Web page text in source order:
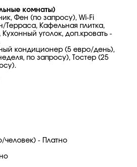
комнаты)
Фен (по запросу), Wi-Fi
Терраса, Кафельная плитка,
уголок, доп.кровать -
кондиционер (5 евро/день),
по запросу), Тостер (25
человек) - Платно